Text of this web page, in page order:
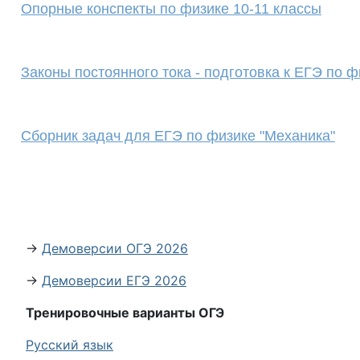
Опорные конспекты по физике 10-11 классы
Законы постоянного тока - подготовка к ЕГЭ по
Сборник задач для ЕГЭ по физике "Механика"
→ Демоверсии ОГЭ 2026
→ Демоверсии ЕГЭ 2026
Тренировочные варианты ОГЭ
Русский язык